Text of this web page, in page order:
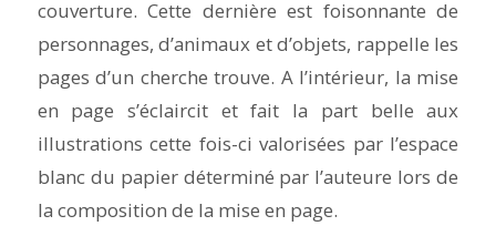
couverture. Cette dernière est foisonnante de
personnages, d’animaux et d’objets, rappelle les
pages d’un cherche trouve. A l’intérieur, la mise
en page s’éclaircit et fait la part belle aux
illustrations cette fois-ci valorisées par l’espace
blanc du papier déterminé par l’auteure lors de
la composition de la mise en page.